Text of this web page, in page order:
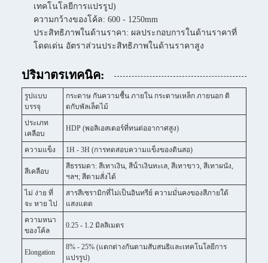
เทคโนโลยีการแปรรูป)
ความกว้างของโค้ล: 600 - 1250mm
ประสิทธิภาพในด้านราคา: ผลประกอบการในด้านราคาที่
โดดเด่น อัตราส่วนประสิทธิภาพในด้านราคาสูง
ปริมาตรเทคนิค:
รูปแบบ
บรรจุ
กระดาษ กันความชื้น ภายใน กระดาษเหล็ก ภายนอก ติ
ดกับพัลเล็ตไม้
ประเภท
เคลือบ
HDP (พอลิเอสเตอร์ที่ทนต่ออากาศสูง)
ความแข็ง 1H - 3H (การทดสอบความแข็งของดินสอ)
สีเคลือบ
สีธรรมดา: สีเทาเงิน, สีน้ําเงินทะเล, สีเทาขาว, สีเทาผนัง,
ฯลฯ; สีตามสั่งได้
ไม่ ง่าย ที่
จะ หาย ไป
สารสีเซรามิกที่ไม่เป็นอินทรีย์ ความมั่นคงของสีภายใต้
แสงแดด
ความหนา
ของโค้ล
0.25 - 1.2 มิลลิเมตร
Elongation
8% - 25% (แตกต่างกันตามสับสนธิและเทคโนโลยีการ
แปรรูป)